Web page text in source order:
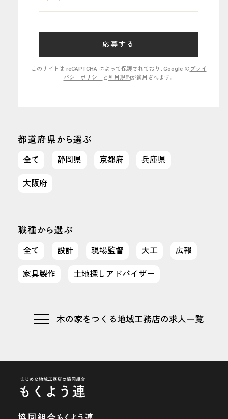
このサイトは reCAPTCHA によって保護されており、Google の プライ
バシーポリシー と 利用規約が適用されます。
都道府県から選ぶ
全て 静岡県 京都府 兵庫県
大阪府
職種から選ぶ
全て 設計 現場監督 大工 広報
家具製作 土地探しアドバイザー
木の家をつくる地域工務店の求人一覧